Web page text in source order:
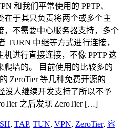
和我们平常使用的 PPTP、
在于其只负责将两个或多个主
，不需要中心服务器支持，多个
TURN 中继等方式进行连接，
进行直接连接，不像 PPTP 这
墙的。 目前使用的比较多的
ZeroTier 等几种免费开源的
没人继续开发支持了所以不予
之后发现 ZeroTier […]
, TAP, TUN, VPN, ZeroTier, 容